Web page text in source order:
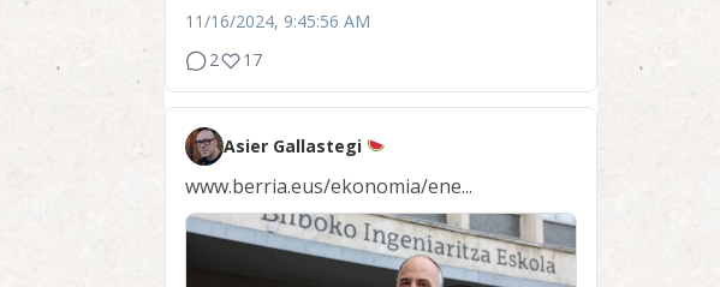
11/16/2024, 9:45:56 AM
2
17
Asier Gallastegi
www.berria.eus/ekonomia/ene...